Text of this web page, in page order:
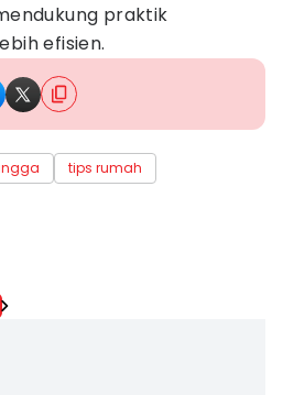
praktik
efisien.
tips rumah